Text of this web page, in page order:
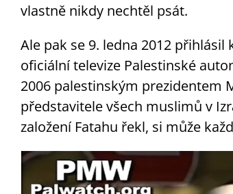
vlastně nikdy nechtěl psát.
Ale pak se 9. ledna 2012
oficiální televize Palestinské
2006 palestinským prezidentem
představitele všech muslimů v
založení Fatahu řekl, si může